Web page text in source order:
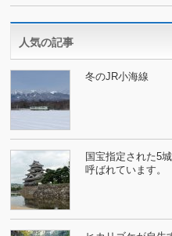
人気の記事
冬のJR小海線
国宝指定された5
呼ばれています。